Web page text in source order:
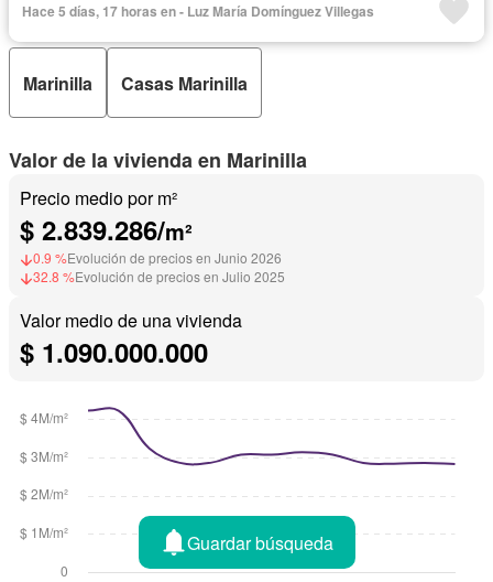
Hace 5 días, 17 horas en - Luz María Domínguez Villegas
Marinilla Casas Marinilla
Valor de la vivienda en Marinilla
Precio medio por m²
$ 2.839.286/m²
0.9 %Evolución de precios en Junio 2026
32.8 %Evolución de precios en Julio 2025
Valor medio de una vivienda
$ 1.090.000.000
Guardar búsqueda